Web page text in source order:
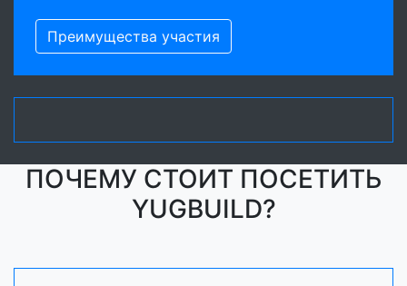
Преимущества участия
ПОЧЕМУ СТОИТ ПОСЕТИТЬ
YUGBUILD?